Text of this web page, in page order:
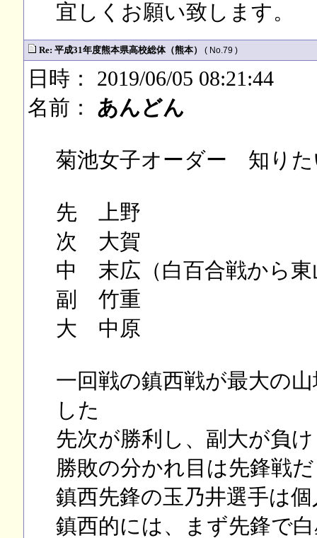
宜しくお願い致します。
Re: 平成31年度熊本県高校総体（熊本） ( No.79 )
日時： 2019/06/05 08:21:44
名前： あんどん
菊池女子オーダー 知りた
先 上野
次 大賀
中 末広（白百合戦から東
副 竹重
大 中原
一回戦の鎮西戦が最大の
した
先次が勝利し、副大が負
勝敗の分かれ目は先鋒戦
鎮西先鋒の玉乃井選手は
鎮西的には、まず先鋒で